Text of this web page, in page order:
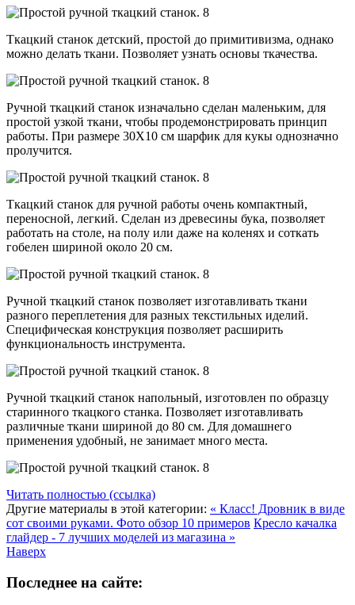
Ткацкий станок детский, простой до примитивизма, однако
можно делать ткани. Позволяет узнать основы ткачества.
Ручной ткацкий станок изначально сделан маленьким, для
простой узкой ткани, чтобы продемонстрировать принцип
работы. При размере 30Х10 см шарфик для кукы однозначно
пролучится.
Ткацкий станок для ручной работы очень компактный,
переносной, легкий. Сделан из древесины бука, позволяет
работать на столе, на полу или даже на коленях и соткать
гобелен шириной около 20 см.
Ручной ткацкий станок позволяет изготавливать ткани
разного переплетения для разных текстильных иделий.
Специфическая конструкция позволяет расширить
функциональность инструмента.
Ручной ткацкий станок напольный, изготовлен по образцу
старинного ткацкого станка. Позволяет изготавливать
различные ткани шириной до 80 см. Для домашнего
применения удобный, не занимает много места.
Читать полностью (ссылка)
Другие материалы в этой категории: « Класс! Дровник в виде
сот своими руками. Фото обзор 10 примеров Кресло качалка
глайдер - 7 лучших моделей из магазина »
Наверх
Последнее на сайте: